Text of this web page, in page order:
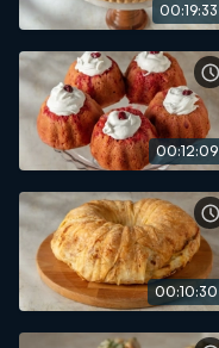
00:19:33
00:12:09
00:10:30